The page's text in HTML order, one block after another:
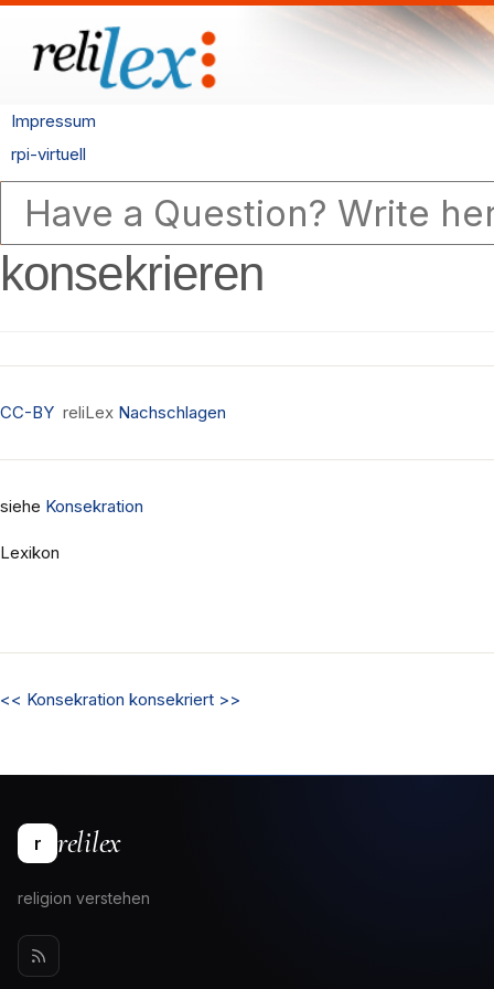
Impressum
rpi-virtuell
konsekrieren
CC-BY reliLex Nachschlagen
siehe Konsekration
Lexikon
<< Konsekration konsekriert >>
r relilex
religion verstehen